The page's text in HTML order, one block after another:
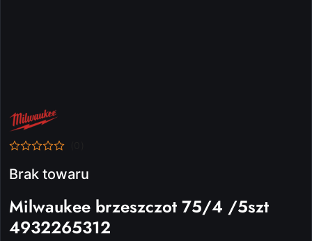
NAZWA
PRODUCENTA:
MILWAUKEE
Brak towaru
Milwaukee brzeszczot 75/4 /5szt
4932265312